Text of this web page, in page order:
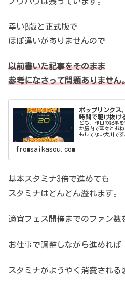
幸いβ版と正式版で
ほぼ違いがありませんので
以前書いた記事をそのまま
参考になさって問題ありません
ポップリンクス
時間で駆け抜け
ども、昨日の記事
か脳内で延々とお
もしてない犬川で
fromsaikasou.com
基本スタミナ3倍で進めても
スタミナはどんどん溢れます。
適宜フェス開催までのファン数
お仕事で調整しながら進めれば
スタミナがようやく消費される